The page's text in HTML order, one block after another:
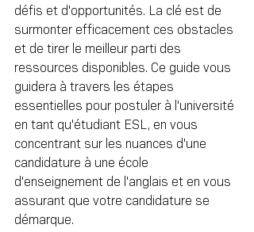
défis et d'opportunités. La clé est de
surmonter efficacement ces obstacles
et de tirer le meilleur parti des
ressources disponibles. Ce guide vous
guidera à travers les étapes
essentielles pour postuler à l'université
en tant qu'étudiant ESL, en vous
concentrant sur les nuances d'une
candidature à une école
d'enseignement de l'anglais et en vous
assurant que votre candidature se
démarque.